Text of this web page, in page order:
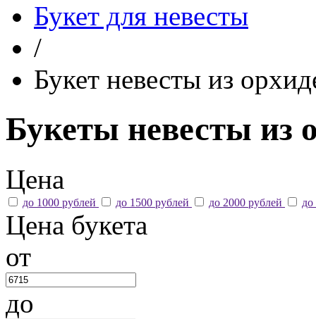
Букет для невесты
/
Букет невесты из
Букеты невесты из
Цена
до 1000 рублей до 1500 рублей до 2000 рублей
Цена букета
от
до